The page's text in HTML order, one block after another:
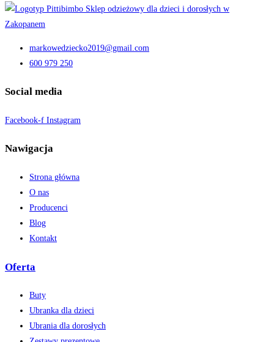
markowedziecko2019@gmail.com
600 979 250
Social media
Facebook-f Instagram
Nawigacja
Strona główna
O nas
Producenci
Blog
Kontakt
Oferta
Buty
Ubranka dla dzieci
Ubrania dla dorosłych